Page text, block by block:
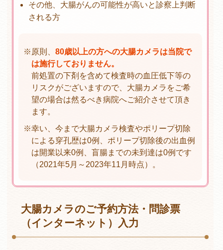
その他、大腸がんの可能性が高いと診察上判断
される方
※ 原則、80歳以上の方への大腸カメラは当院で
は施行しておりません。
前処置の下剤を含めて検査時の血圧低下等の
リスクがございますので、大腸カメラをご希
望の場合は然るべき病院へご紹介させて頂き
ます。
※幸い、今まで大腸カメラ検査やポリープ切除
による穿孔歴は0例、ポリープ切除後の出血例
は開業以来0例、盲腸までの未到達は0例です
（2021年5月～2023年11月時点）。
大腸カメラのご予約方法・問診票
（インターネット）入力